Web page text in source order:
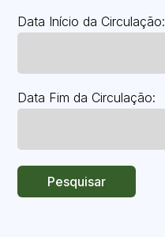
Data Início da Circulação:
Data Fim da Circulação:
Pesquisar